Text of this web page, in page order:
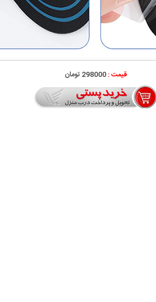
قیمت :298000 تومان